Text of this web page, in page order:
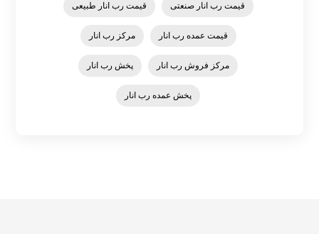
قیمت رب انار صنعتی قیمت رب انار طبیعی
قیمت عمده رب انار مرکز رب انار
مرکز فروش رب انار پخش رب انار
پخش عمده رب انار